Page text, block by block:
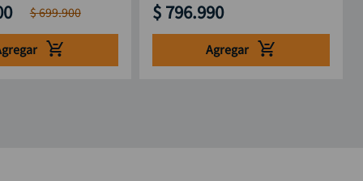
$699.900 $ 796.990
Agregar